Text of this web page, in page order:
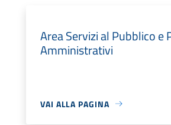
Area Servizi al Pubblico e
Amministrativi
VAI ALLA PAGINA